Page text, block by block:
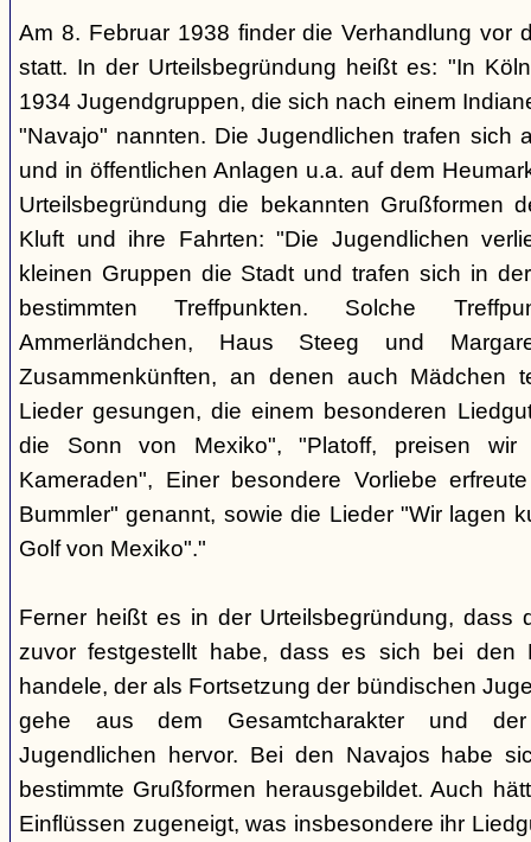
Am 8. Februar 1938 finder die Verhandlung vor
statt. In der Urteilsbegründung heißt es: "In
1934 Jugendgruppen, die sich nach einem
"Navajo" nannten. Die Jugendlichen trafen sich
und in öffentlichen Anlagen u.a. auf dem
Urteilsbegründung die bekannten Grußformen
Kluft und ihre Fahrten: "Die Jugendlichen
kleinen Gruppen die Stadt und trafen sich in
bestimmten Treffpunkten. Solche
Ammerländchen, Haus Steeg und
Zusammenkünften, an denen auch Mädchen
Lieder gesungen, die einem besonderen
die Sonn von Mexiko", "Platoff, preisen
Kameraden", Einer besondere Vorliebe
Bummler" genannt, sowie die Lieder "Wir lagen
Golf von Mexiko"."
Ferner heißt es in der Urteilsbegründung, dass
zuvor festgestellt habe, dass es sich bei den
handele, der als Fortsetzung der bündischen
gehe aus dem Gesamtcharakter und der
Jugendlichen hervor. Bei den Navajos habe
bestimmte Grußformen herausgebildet. Auch
Einflüssen zugeneigt, was insbesondere ihr